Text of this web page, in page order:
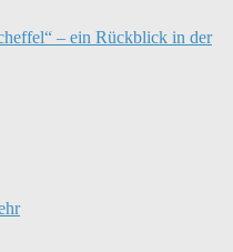
– ein Rückblick in der